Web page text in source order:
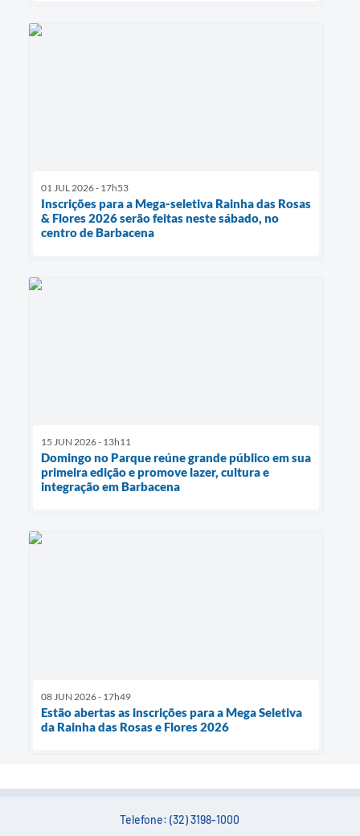
01 JUL 2026 - 17h53
Inscrições para a Mega-seletiva Rainha das Rosas
& Flores 2026 serão feitas neste sábado, no
centro de Barbacena
15 JUN 2026 - 13h11
Domingo no Parque reúne grande público em sua
primeira edição e promove lazer, cultura e
integração em Barbacena
08 JUN 2026 - 17h49
Estão abertas as inscrições para a Mega Seletiva
da Rainha das Rosas e Flores 2026
Telefone: (32) 3198-1000